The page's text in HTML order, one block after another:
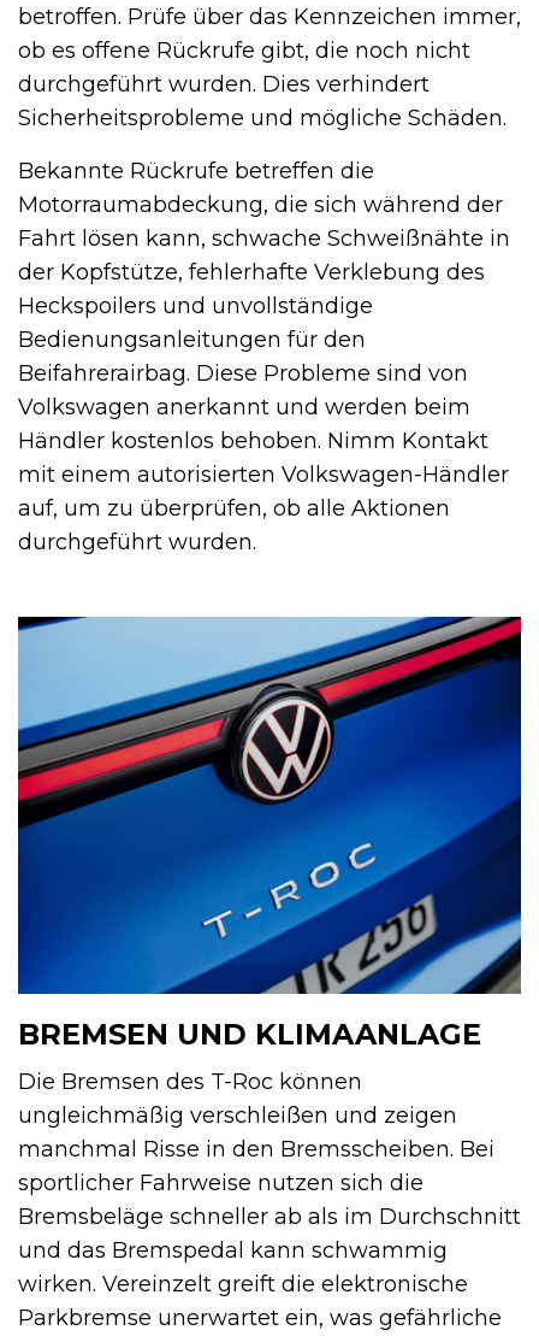
betroffen. Prüfe über das Kennzeichen immer,
ob es offene Rückrufe gibt, die noch nicht
durchgeführt wurden. Dies verhindert
Sicherheitsprobleme und mögliche Schäden.
Bekannte Rückrufe betreffen die
Motorraumabdeckung, die sich während der
Fahrt lösen kann, schwache Schweißnähte in
der Kopfstütze, fehlerhafte Verklebung des
Heckspoilers und unvollständige
Bedienungsanleitungen für den
Beifahrerairbag. Diese Probleme sind von
Volkswagen anerkannt und werden beim
Händler kostenlos behoben. Nimm Kontakt
mit einem autorisierten Volkswagen-Händler
auf, um zu überprüfen, ob alle Aktionen
durchgeführt wurden.
BREMSEN UND KLIMAANLAGE
Die Bremsen des T-Roc können
ungleichmäßig verschleißen und zeigen
manchmal Risse in den Bremsscheiben. Bei
sportlicher Fahrweise nutzen sich die
Bremsbeläge schneller ab als im Durchschnitt
und das Bremspedal kann schwammig
wirken. Vereinzelt greift die elektronische
Parkbremse unerwartet ein, was gefährliche